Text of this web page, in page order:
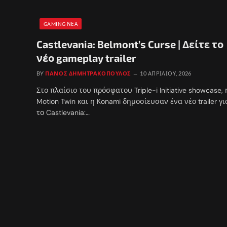
GAMING ΝΈΑ
Castlevania: Belmont’s Curse | Δείτε το
νέο gameplay trailer
BY ΠΆΝΟΣ ΔΗΜΗΤΡΑΚΌΠΟΥΛΟΣ 10 ΑΠΡΙΛΊΟΥ, 2026
Στο πλαίσιο του πρόσφατου Triple-i Initiative showcase,
Motion Twin και η Konami δημοσίευσαν ένα νέο trailer
το Castlevania:…